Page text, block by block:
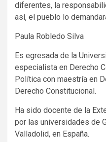
diferentes, la
así, el pueblo lo
Paula Robledo Silva
​Es egresada de la
especialista en Derecho
Política con maestría en
Derecho Constitucional.
Ha sido docente de la
por las universidades de
Valladolid, en España.